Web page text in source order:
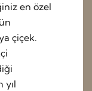
en özel
çiçek.
yıl